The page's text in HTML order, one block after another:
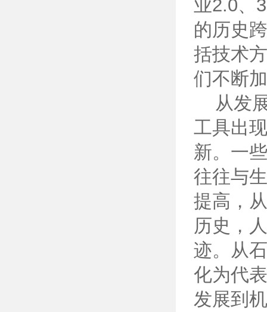
业2.0、
的历史
括技术
们不断
从发展
工具出
新。一
往往与
提高，
历史，
迹。从
化为代
发展到